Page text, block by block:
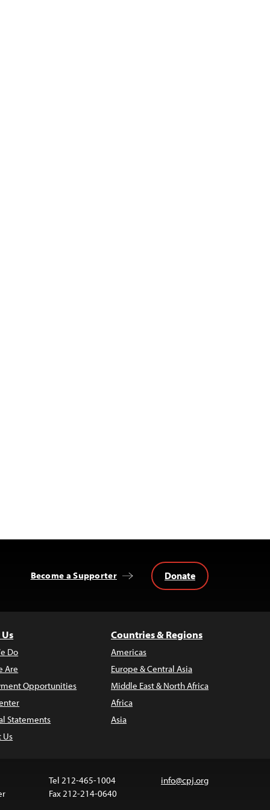
Become a Supporter Donate
Do
Are
Opportunities
Statements
Us
Countries & Regions
Americas
Europe & Central Asia
Middle East & North Africa
Africa
Asia
Tel 212-465-1004
Fax 212-214-0640
info@cpj.org